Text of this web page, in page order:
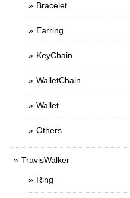
Bracelet
Earring
KeyChain
WalletChain
Wallet
Others
TravisWalker
Ring